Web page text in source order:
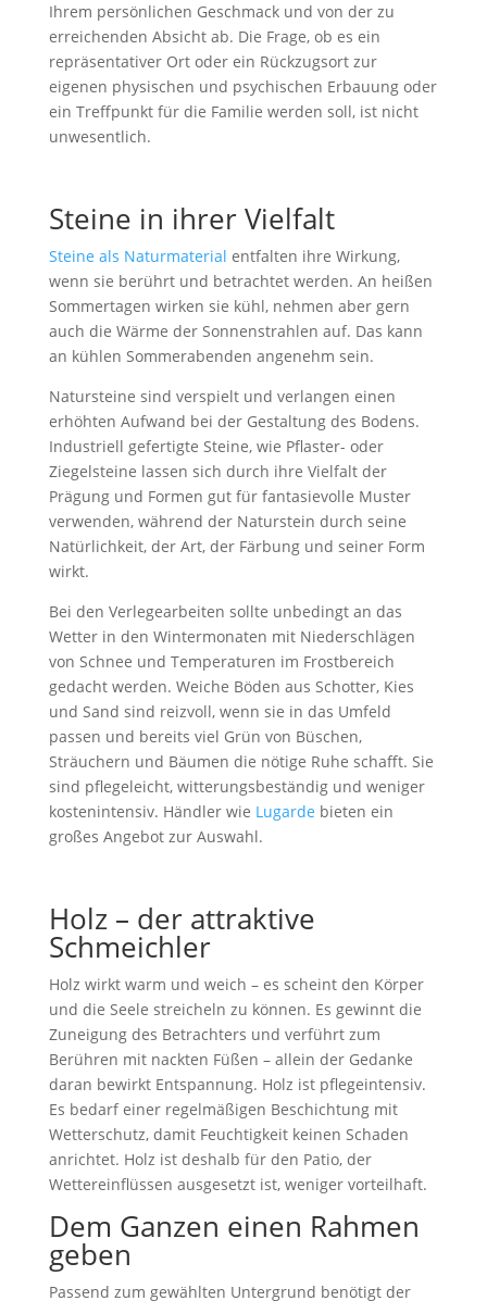
Ihrem persönlichen Geschmack und von der zu
erreichenden Absicht ab. Die Frage, ob es ein
repräsentativer Ort oder ein Rückzugsort zur
eigenen physischen und psychischen Erbauung oder
ein Treffpunkt für die Familie werden soll, ist nicht
unwesentlich.
Steine in ihrer Vielfalt
Steine als Naturmaterial entfalten ihre Wirkung,
wenn sie berührt und betrachtet werden. An heißen
Sommertagen wirken sie kühl, nehmen aber gern
auch die Wärme der Sonnenstrahlen auf. Das kann
an kühlen Sommerabenden angenehm sein.
Natursteine sind verspielt und verlangen einen
erhöhten Aufwand bei der Gestaltung des Bodens.
Industriell gefertigte Steine, wie Pflaster- oder
Ziegelsteine lassen sich durch ihre Vielfalt der
Prägung und Formen gut für fantasievolle Muster
verwenden, während der Naturstein durch seine
Natürlichkeit, der Art, der Färbung und seiner Form
wirkt.
Bei den Verlegearbeiten sollte unbedingt an das
Wetter in den Wintermonaten mit Niederschlägen
von Schnee und Temperaturen im Frostbereich
gedacht werden. Weiche Böden aus Schotter, Kies
und Sand sind reizvoll, wenn sie in das Umfeld
passen und bereits viel Grün von Büschen,
Sträuchern und Bäumen die nötige Ruhe schafft. Sie
sind pflegeleicht, witterungsbeständig und weniger
kostenintensiv. Händler wie Lugarde bieten ein
großes Angebot zur Auswahl.
Holz – der attraktive
Schmeichler
Holz wirkt warm und weich – es scheint den Körper
und die Seele streicheln zu können. Es gewinnt die
Zuneigung des Betrachters und verführt zum
Berühren mit nackten Füßen – allein der Gedanke
daran bewirkt Entspannung. Holz ist pflegeintensiv.
Es bedarf einer regelmäßigen Beschichtung mit
Wetterschutz, damit Feuchtigkeit keinen Schaden
anrichtet. Holz ist deshalb für den Patio, der
Wettereinflüssen ausgesetzt ist, weniger vorteilhaft.
Dem Ganzen einen Rahmen
geben
Passend zum gewählten Untergrund benötigt der